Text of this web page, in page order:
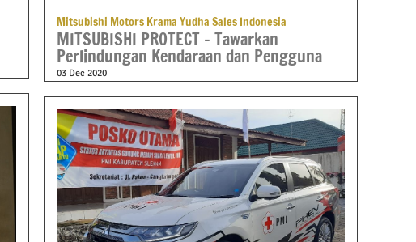
Mitsubishi Motors Krama Yudha Sales Indonesia
MITSUBISHI PROTECT – Tawarkan
Perlindungan Kendaraan dan Pengguna
03 Dec 2020